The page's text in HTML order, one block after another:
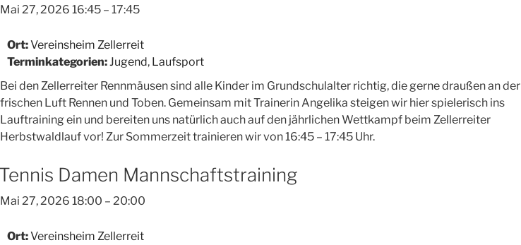
Mai 27, 2026 16:45 – 17:45
Ort:Vereinsheim Zellerreit
Terminkategorien:Jugend, Laufsport
Bei den Zellerreiter Rennmäusen sind alle Kinder im Grundschulalter richtig, die gerne draußen an der
frischen Luft Rennen und Toben. Gemeinsam mit Trainerin Angelika steigen wir hier spielerisch ins
Lauftraining ein und bereiten uns natürlich auch auf den jährlichen Wettkampf beim Zellerreiter
Herbstwaldlauf vor! Zur Sommerzeit trainieren wir von 16:45 – 17:45 Uhr.
Damen Mannschaftstraining
Mai 27, 2026 18:00 – 20:00
Ort:Vereinsheim Zellerreit